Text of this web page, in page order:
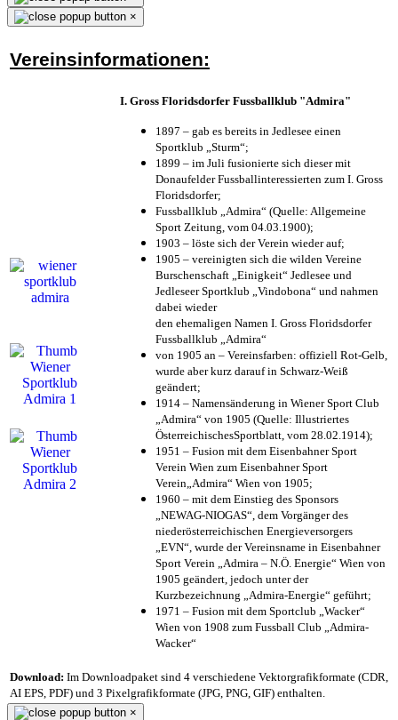
×
Vereinsinformationen:
I. Gross Floridsdorfer Fussballklub "Admira"
1897 – gab es bereits in Jedlesee einen
Sportklub „Sturm“;
1899 – im Juli fusionierte sich dieser mit
Donaufelder Fussballinteressierten zum I. Gross
Floridsdorfer;
Fussballklub „Admira“ (Quelle: Allgemeine
Sport Zeitung, vom 04.03.1900);
1903 – löste sich der Verein wieder auf;
1905 – vereinigten sich die wilden Vereine
Burschenschaft „Einigkeit“ Jedlesee und
Jedleseer Sportklub „Vindobona“ und nahmen
dabei wieder
den ehemaligen Namen I. Gross Floridsdorfer
Fussballklub „Admira“
von 1905 an – Vereinsfarben: offiziell Rot-Gelb,
wurde aber kurz darauf in Schwarz-Weiß
geändert;
1914 – Namensänderung in Wiener Sport Club
„Admira“ von 1905 (Quelle: Illustriertes
ÖsterreichischesSportblatt, vom 28.02.1914);
1951 – Fusion mit dem Eisenbahner Sport
Verein Wien zum Eisenbahner Sport
Verein„Admira“ Wien von 1905;
1960 – mit dem Einstieg des Sponsors
„NEWAG-NIOGAS“, dem Vorgänger des
niederösterreichischen Energieversorgers
„EVN“, wurde der Vereinsname in Eisenbahner
Sport Verein „Admira – N.Ö. Energie“ Wien von
1905 geändert, jedoch unter der
Kurzbezeichnung „Admira-Energie“ geführt;
1971 – Fusion mit dem Sportclub „Wacker“
Wien von 1908 zum Fussball Club „Admira-
Wacker“
Download: Im Downloadpaket sind 4 verschiedene Vektorgrafikformate (CDR,
AI EPS, PDF) und 3 Pixelgrafikformate (JPG, PNG, GIF) enthalten.
×